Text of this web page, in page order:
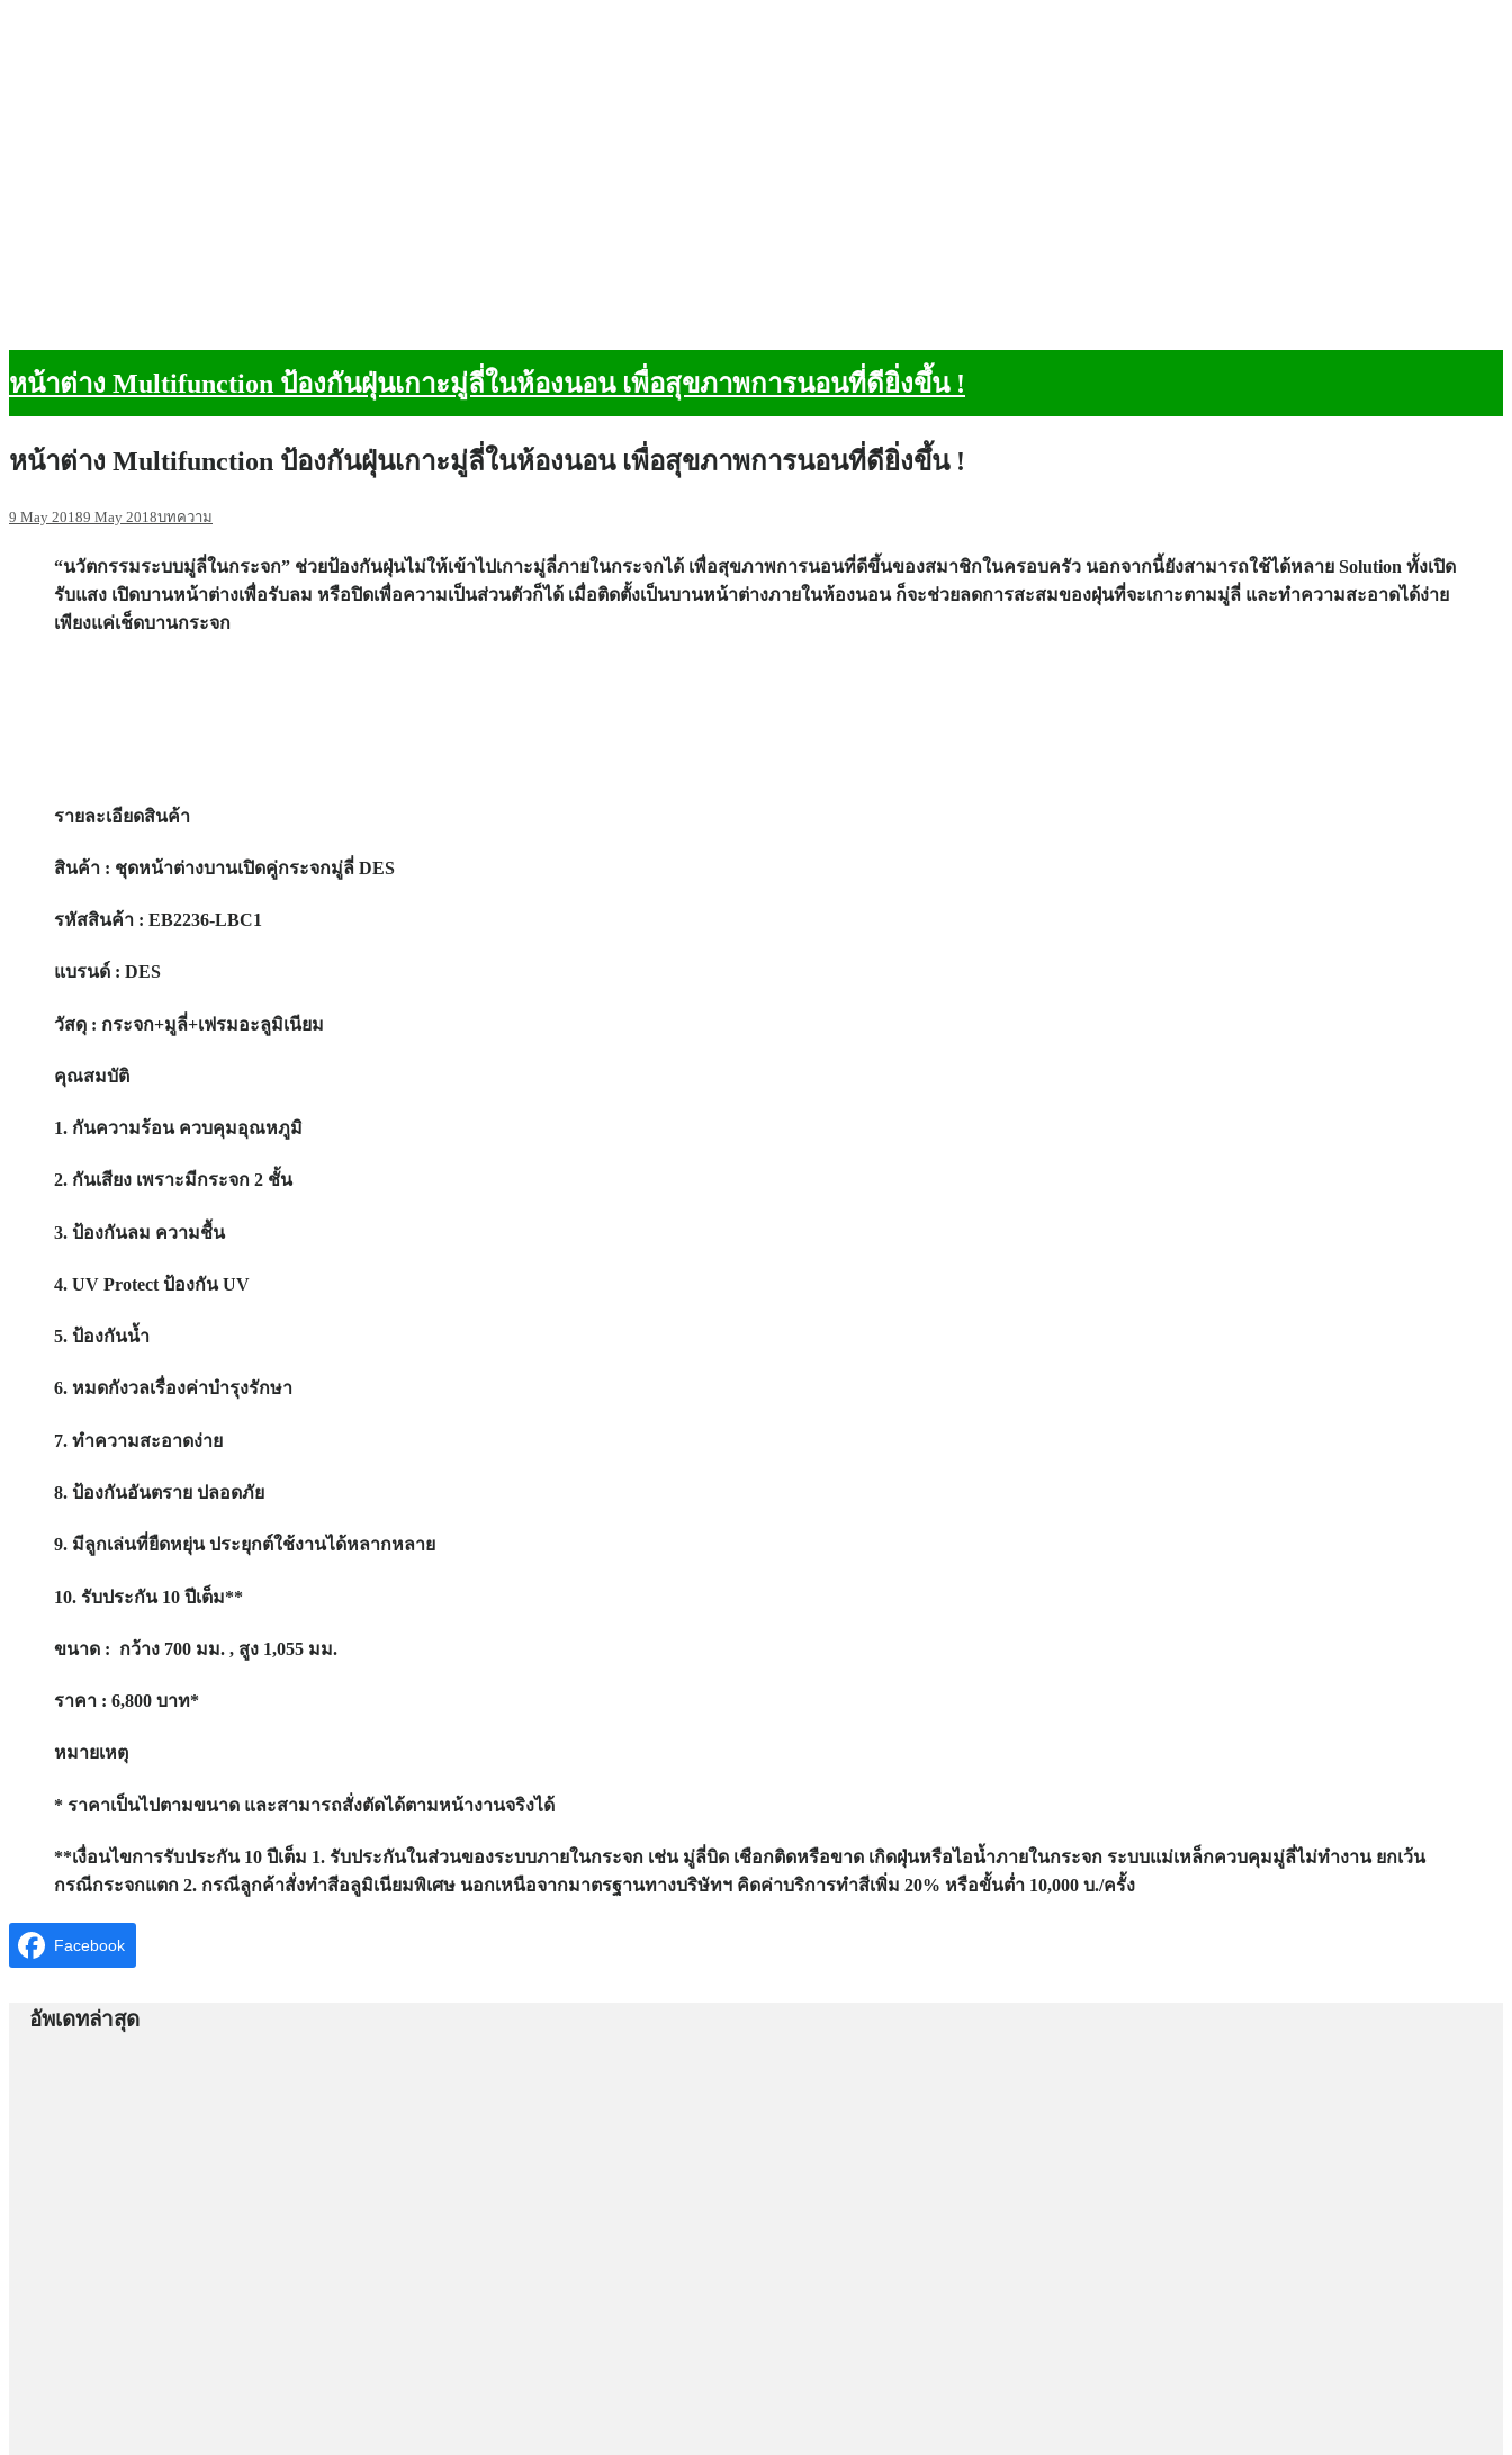
หน้าต่าง Multifunction ป้องกันฝุ่นเกาะมู่ลี่ในห้องนอน เพื่อสุขภาพการนอนที่ดียิ่งขึ้น !
หน้าต่าง Multifunction ป้องกันฝุ่นเกาะมู่ลี่ในห้องนอน เพื่อสุขภาพการนอนที่ดียิ่งขึ้น !
9 May 20189 May 2018บทความ
“นวัตกรรมระบบมู่ลี่ในกระจก” ช่วยป้องกันฝุ่นไม่ให้เข้าไปเกาะมู่ลี่ภายในกระจกได้ เพื่อสุขภาพการนอนที่ดีขึ้นของสมาชิกในครอบครัว นอกจากนี้ยังสามารถใช้ได้หลาย Solution ทั้งเปิด
รับแสง เปิดบานหน้าต่างเพื่อรับลม หรือปิดเพื่อความเป็นส่วนตัวก็ได้ เมื่อติดตั้งเป็นบานหน้าต่างภายในห้องนอน ก็จะช่วยลดการสะสมของฝุ่นที่จะเกาะตามมู่ลี่ และทำความสะอาดได้ง่าย
เพียงแค่เช็ดบานกระจก
รายละเอียดสินค้า
สินค้า : ชุดหน้าต่างบานเปิดคู่กระจกมู่ลี่ DES
รหัสสินค้า : EB2236-LBC1
แบรนด์ : DES
วัสดุ : กระจก+มูลี่+เฟรมอะลูมิเนียม
คุณสมบัติ
1. กันความร้อน ควบคุมอุณหภูมิ
2. กันเสียง เพราะมีกระจก 2 ชั้น
3. ป้องกันลม ความชื้น
4. UV Protect ป้องกัน UV
5. ป้องกันน้ำ
6. หมดกังวลเรื่องค่าบำรุงรักษา
7. ทำความสะอาดง่าย
8. ป้องกันอันตราย ปลอดภัย
9. มีลูกเล่นที่ยืดหยุ่น ประยุกต์ใช้งานได้หลากหลาย
10. รับประกัน 10 ปีเต็ม**
ขนาด : กว้าง 700 มม. , สูง 1,055 มม.
ราคา : 6,800 บาท*
หมายเหตุ
* ราคาเป็นไปตามขนาด และสามารถสั่งตัดได้ตามหน้างานจริงได้
**เงื่อนไขการรับประกัน 10 ปีเต็ม 1. รับประกันในส่วนของระบบภายในกระจก เช่น มู่ลี่บิด เชือกติดหรือขาด เกิดฝุ่นหรือไอน้ำภายในกระจก ระบบแม่เหล็กควบคุมมู่ลี่ไม่ทำงาน ยกเว้น
กรณีกระจกแตก 2. กรณีลูกค้าสั่งทำสีอลูมิเนียมพิเศษ นอกเหนือจากมาตรฐานทางบริษัทฯ คิดค่าบริการทำสีเพิ่ม 20% หรือขั้นต่ำ 10,000 บ./ครั้ง
Facebook
อัพเดทล่าสุด